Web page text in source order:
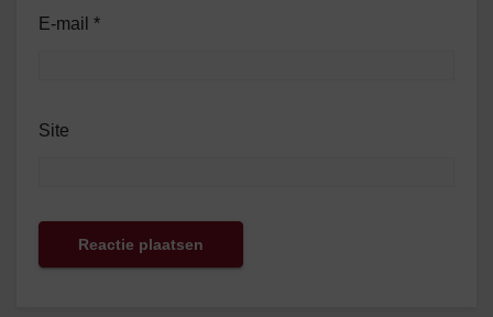
E-mail *
Site